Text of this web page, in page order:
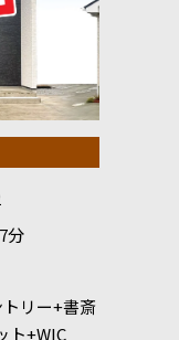
分
リー+書斎
ト+WIC